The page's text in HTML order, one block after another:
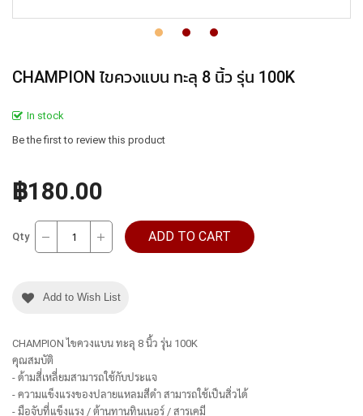
CHAMPION ไขควงแบน ทะลุ 8 นิ้ว รุ่น 100K
In stock
Be the first to review this product
฿180.00
Qty ADD TO CART
Add to Wish List
CHAMPION ไขควงแบน ทะลุ 8 นิ้ว รุ่น 100K
คุณสมบัติ
- ด้ามสี่เหลี่ยมสามารถใช้กับประแจ
- ความแข็งแรงของปลายแหลมสีดำ สามารถใช้เป็นสิ่วได้
- มือจับที่แข็งแรง / ต้านทานทินเนอร์ / สารเคมี